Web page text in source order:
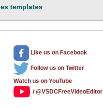
templates
Like us on Facebook
Follow us on Twitter
Watch us on YouTube
/ @VSDCFreeVideoEditor